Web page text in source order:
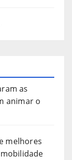
as
animar o
melhores